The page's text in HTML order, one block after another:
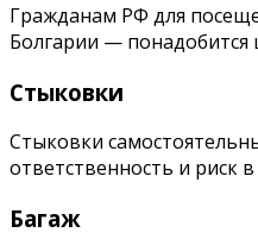
Гражданам РФ для
Болгарии — понадобится
Стыковки
Стыковки
ответственность и риск
Багаж